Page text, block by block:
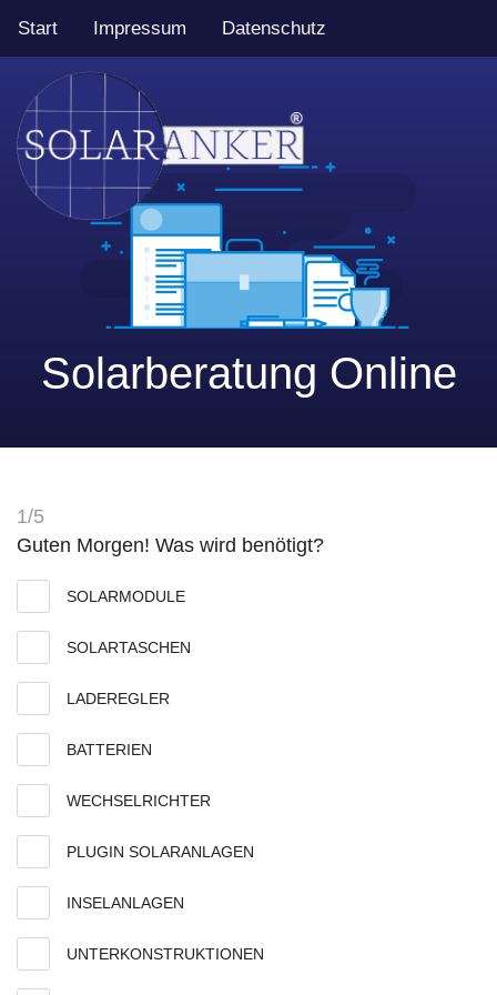
Start Impressum Datenschutz
Solarberatung Online
1/5
Guten Morgen! Was wird benötigt?
SOLARMODULE
SOLARTASCHEN
LADEREGLER
BATTERIEN
WECHSELRICHTER
PLUGIN SOLARANLAGEN
INSELANLAGEN
UNTERKONSTRUKTIONEN